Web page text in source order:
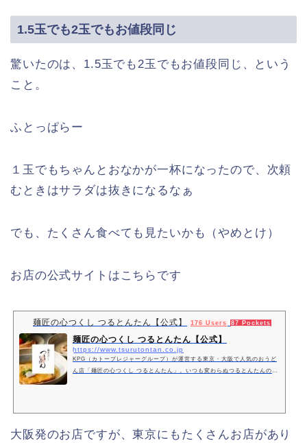
1.5玉でも2玉でもお値段同じ
驚いたのは、1.5玉でも2玉でもお値段同じ、という
こと。
ふとっぱらー
１玉でもちゃんとおなかが一杯になったので、次頼
むときはサラダは抜きになるなぁ
でも、たくさん食べても見たいかも（やめとけ）
お店の公式サイトはこちらです
麺匠の心つくし つるとんたん【公式】 176 Users 87 Pockets
麺匠の心つくし つるとんたん【公式】
https://www.tsurutontan.co.jp
KPG（カトープレジャーグループ）が運営する東京・大阪で人気のおうど
ん店「麺匠の心つくし つるとんたん」。いつも変わらぬつるとんたんのお
大阪発のお店ですが、東京にもたくさんお店があり